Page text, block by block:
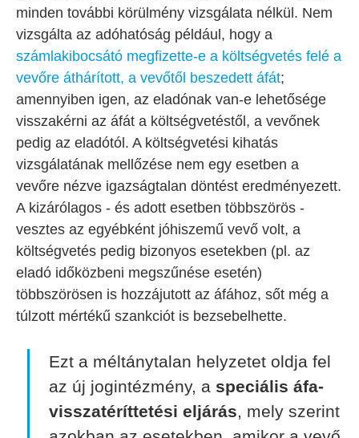
minden további körülmény vizsgálata nélkül. Nem
vizsgálta az adóhatóság például, hogy a
számlakibocsátó megfizette-e a költségvetés felé a
vevőre áthárított, a vevőtől beszedett áfát;
amennyiben igen, az eladónak van-e lehetősége
visszakérni az áfát a költségvetéstől, a vevőnek
pedig az eladótól. A költségvetési kihatás
vizsgálatának mellőzése nem egy esetben a
vevőre nézve igazságtalan döntést eredményezett.
A kizárólagos - és adott esetben többszörös -
vesztes az egyébként jóhiszemű vevő volt, a
költségvetés pedig bizonyos esetekben (pl. az
eladó időközbeni megszűnése esetén)
többszörösen is hozzájutott az áfához, sőt még a
túlzott mértékű szankciót is bezsebelhette.
Ezt a méltánytalan helyzetet oldja fel
az új jogintézmény, a speciális áfa-
visszatéríttetési eljárás, mely szerint